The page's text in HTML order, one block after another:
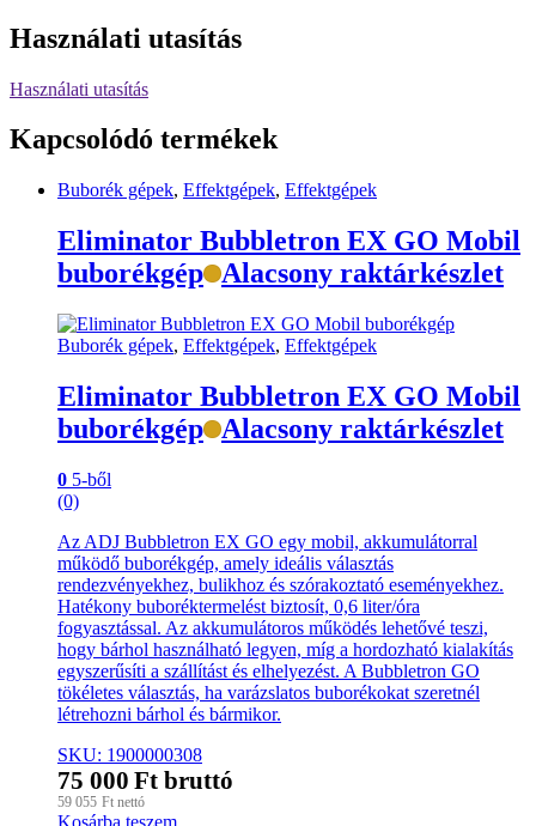
Használati utasítás
Használati utasítás
Kapcsolódó termékek
Buborék gépek, Effektgépek, Effektgépek
Eliminator Bubbletron EX GO Mobil
buborékgép Alacsony raktárkészlet
Buborék gépek, Effektgépek, Effektgépek
Eliminator Bubbletron EX GO Mobil
buborékgép
Alacsony raktárkészlet
0 5-ből
(0)
Az ADJ Bubbletron EX GO egy mobil, akkumulátorral
működő buborékgép, amely ideális választás
rendezvényekhez, bulikhoz és szórakoztató eseményekhez.
Hatékony buboréktermelést biztosít, 0,6 liter/óra
fogyasztással. Az akkumulátoros működés lehetővé teszi,
hogy bárhol használható legyen, míg a hordozható kialakítás
egyszerűsíti a szállítást és elhelyezést. A Bubbletron GO
tökéletes választás, ha varázslatos buborékokat szeretnél
létrehozni bárhol és bármikor.
SKU: 1900000308
75 000 Ft bruttó
59 055 Ft nettó
Kosárba teszem